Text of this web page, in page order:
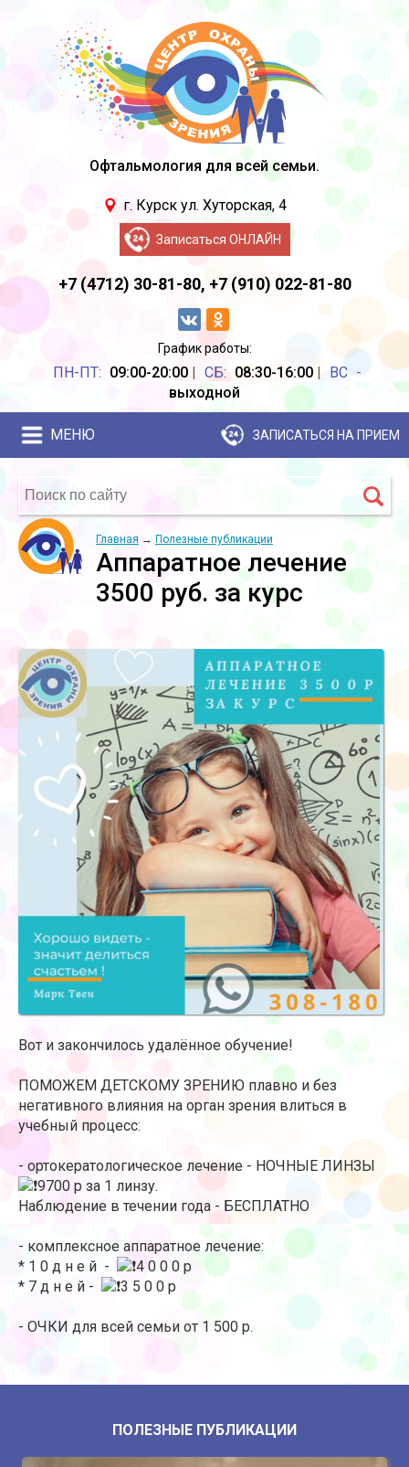
График работы:
ПН-ПТ: 09:00-20:00| CБ: 08:30-16:00| ВС -
выходной
Офтальмология для всей семьи.
г. Курск ул. Хуторская, 4
Записаться ОНЛАЙН
+7 (4712) 30-81-80, +7 (910) 022-81-80
МЕНЮ ЗАПИСАТЬСЯ НА ПРИЕМ
Главная → Полезные публикации
Аппаратное лечение
3500 руб. за курс
Вот и закончилось удалённое обучение!
ПОМОЖЕМ ДЕТСКОМУ ЗРЕНИЮ плавно и без
негативного влияния на орган зрения влиться в
учебный процесс:
- ортокератологическое лечение - НОЧНЫЕ ЛИНЗЫ
9700 р за 1 линзу.
Наблюдение в течении года - БЕСПЛАТНО
- комплексное аппаратное лечение:
* 1 0 д н е й -
4 0 0 0 р
* 7 д н е й -
3 5 0 0 р
- ОЧКИ для всей семьи от 1 500 р.
ПОЛЕЗНЫЕ ПУБЛИКАЦИИ